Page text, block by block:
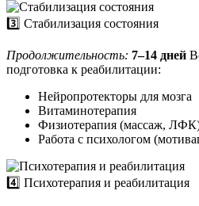
3️⃣ Стабилизация состояния
Продолжительность: 7–14 дней
подготовка к реабилитации:
Нейропротекторы для мозга
Витаминотерапия
Физиотерапия (массаж,
Работа с психологом
4️⃣ Психотерапия и реабилитация